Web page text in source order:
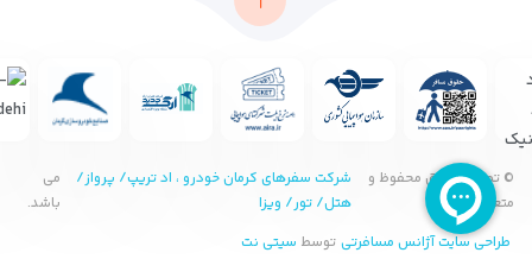
© تمامی حقوق محفوظ و
متعلق به
شرکت سفرهای کرمان خودرو ، اد تریپ/ پرواز/
هتل/ تور/ ویزا
می
باشد.
طراحی سایت آژانس مسافرتی توسط سیتی نت